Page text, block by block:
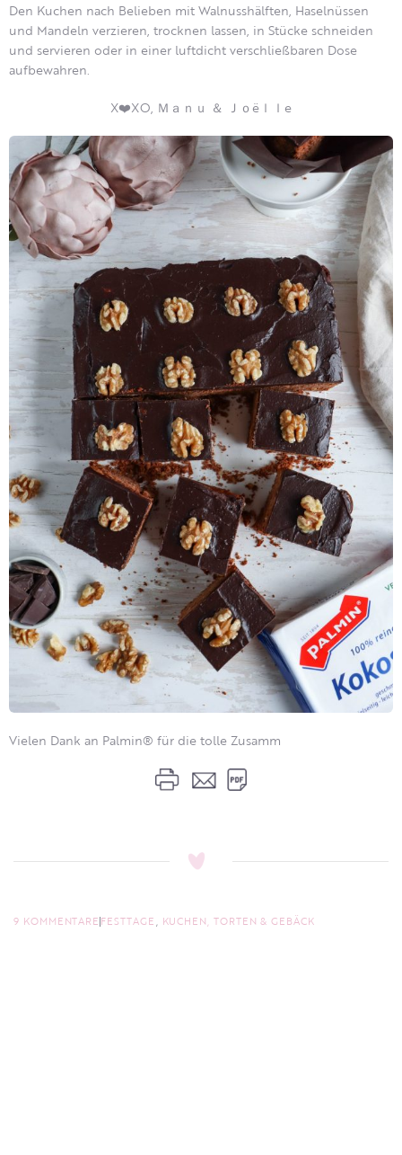
Den Kuchen nach Belieben mit Walnusshälften, Haselnüssen
und Mandeln verzieren, trocknen lassen, in Stücke schneiden
und servieren oder in einer luftdicht verschließbaren Dose
aufbewahren.
X❤️XO, Ｍａｎｕ ＆ Ｊｏëｌｌe
Vielen Dank an Palmin® für die tolle Zusamm
9 KOMMENTAREFESTTAGE , KUCHEN, TORTEN & GEBÄCK